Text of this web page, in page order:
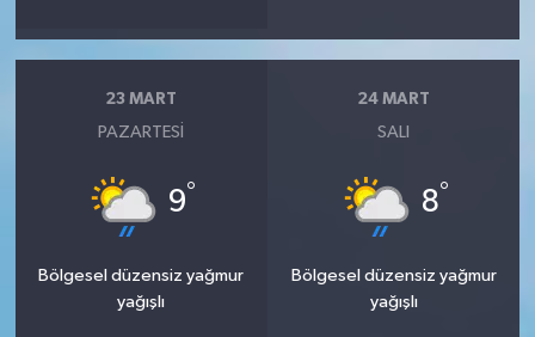
23 MART
PAZARTESI
9°
Bölgesel düzensiz yağmur
yağışlı
24 MART
SALI
8°
Bölgesel düzensiz yağmur
yağışlı